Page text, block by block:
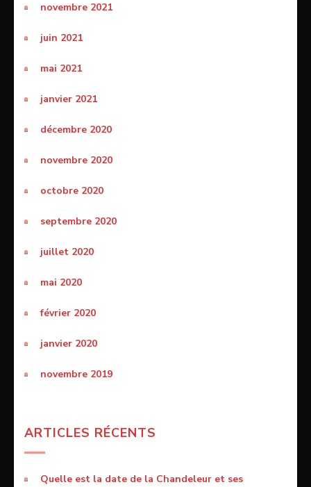
novembre 2021
juin 2021
mai 2021
janvier 2021
décembre 2020
novembre 2020
octobre 2020
septembre 2020
juillet 2020
mai 2020
février 2020
janvier 2020
novembre 2019
ARTICLES RÉCENTS
Quelle est la date de la Chandeleur et ses